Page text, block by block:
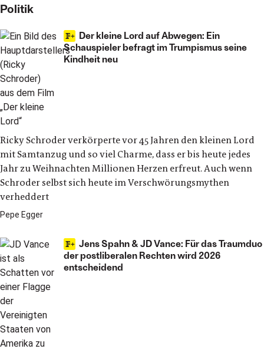
Politik
Der kleine Lord auf Abwegen: Ein
Schauspieler befragt im Trumpismus seine
Kindheit neu
Ricky Schroder verkörperte vor 45 Jahren den kleinen Lord
mit Samtanzug und so viel Charme, dass er bis heute jedes
Jahr zu Weihnachten Millionen Herzen erfreut. Auch wenn
Schroder selbst sich heute im Verschwörungsmythen
verheddert
Pepe Egger
Jens Spahn & JD Vance: Für das Traumduo
der postliberalen Rechten wird 2026
entscheidend